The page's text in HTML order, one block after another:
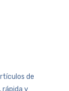
de
rápida y